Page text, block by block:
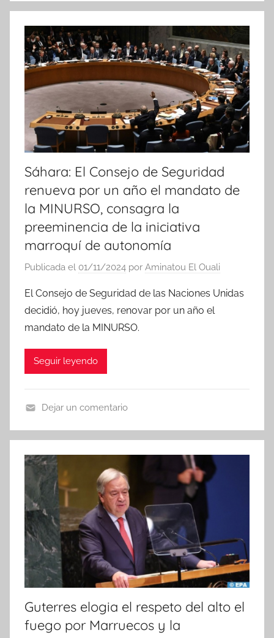
o
t
c
i
a
Sáhara: El Consejo de Seguridad
renueva por un año el mandato de
la MINURSO, consagra la
preeminencia de la iniciativa
marroquí de autonomía
Publicada el 01/11/2024 por Aminatou El Ouali
El Consejo de Seguridad de las Naciones Unidas
decidió, hoy jueves, renovar por un año el
mandato de la MINURSO.
Seguir leyendo
o
t
i
a
s
Dejar un comentario
Guterres elogia el respeto del alto el
fuego por Marruecos y la